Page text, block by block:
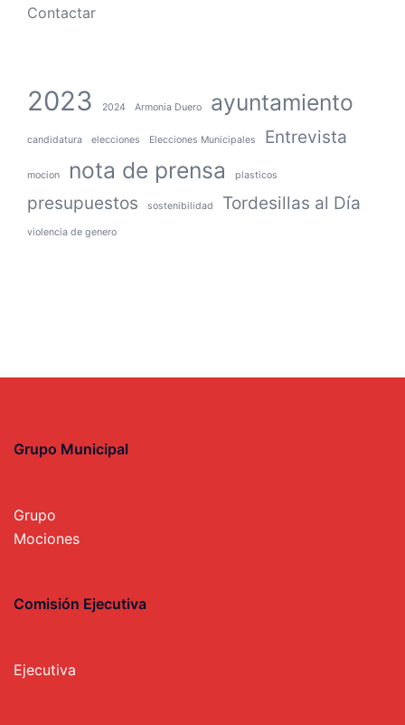
Contactar
2023 2024 Armonia Duero ayuntamiento
candidatura elecciones Elecciones Municipales Entrevista
mocion nota de prensa plasticos
presupuestos sostenibilidad Tordesillas al Día
violencia de genero
Grupo Municipal
Grupo
Mociones
Comisión Ejecutiva
Ejecutiva